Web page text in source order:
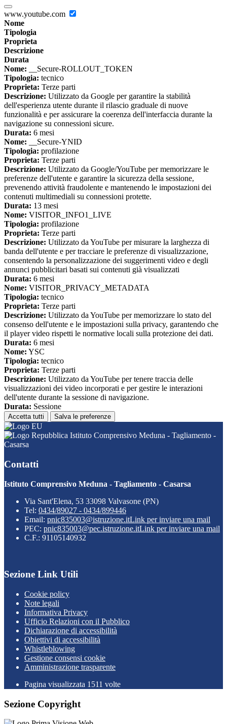
www.youtube.com
Nome
Tipologia
Proprieta
Descrizione
Durata
Nome: __Secure-ROLLOUT_TOKEN
Tipologia: tecnico
Proprieta: Terze parti
Descrizione: Utilizzato da Google per garantire la stabilità
dell'esperienza utente durante il rilascio graduale di nuove
funzionalità e per assicurare la coerenza dell'interfaccia durante la
navigazione su connessioni sicure.
Durata: 6 mesi
Nome: __Secure-YNID
Tipologia: profilazione
Proprieta: Terze parti
Descrizione: Utilizzato da Google/YouTube per memorizzare le
preferenze dell'utente e garantire la sicurezza della sessione,
prevenendo attività fraudolente e mantenendo le impostazioni dei
contenuti multimediali su connessioni protette.
Durata: 13 mesi
Nome: VISITOR_INFO1_LIVE
Tipologia: profilazione
Proprieta: Terze parti
Descrizione: Utilizzato da YouTube per misurare la larghezza di
banda dell'utente e per tracciare le preferenze di visualizzazione,
consentendo la personalizzazione dei suggerimenti video e degli
annunci pubblicitari basati sui contenuti già visualizzati
Durata: 6 mesi
Nome: VISITOR_PRIVACY_METADATA
Tipologia: tecnico
Proprieta: Terze parti
Descrizione: Utilizzato da YouTube per memorizzare lo stato del
consenso dell'utente e le impostazioni sulla privacy, garantendo che
il player video rispetti le normative locali sulla protezione dei dati.
Durata: 6 mesi
Nome: YSC
Tipologia: tecnico
Proprieta: Terze parti
Descrizione: Utilizzato da YouTube per tenere traccia delle
visualizzazioni dei video incorporati e per gestire le interazioni
dell'utente durante la sessione di navigazione.
Durata: Sessione
Accetta tutti Salva le preferenze
Istituto Comprensivo Meduna - Tagliamento -
Casarsa
Contatti
Istituto Comprensivo Meduna - Tagliamento - Casarsa
Via Sant'Elena, 53 33098 Valvasone (PN)
Tel: 0434/89027 - 0434/899446
Email: pnic835003@istruzione.itLink per inviare una mail
PEC: pnic835003@pec.istruzione.itLink per inviare una mail
C.F.: 91105140932
Sezione Link Utili
Cookie policy
Note legali
Informativa Privacy
Ufficio Relazioni con il Pubblico
Dichiarazione di accessibilità
Obiettivi di accessibilità
Whistleblowing
Gestione consensi cookie
Amministrazione trasparente
Pagina visualizzata 1511 volte
Sezione Copyright